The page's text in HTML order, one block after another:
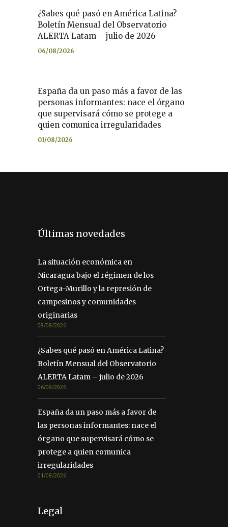
¿Sabes qué pasó en América Latina?
Boletín Mensual del Observatorio
ALERTA Latam – julio de 2026
06/08/2026
España da un paso más a favor de las
personas informantes: nace el órgano
que supervisará cómo se protege a
quien comunica irregularidades
01/08/2026
Últimas novedades
La situación económica en
Nicaragua bajo el régimen de los
Ortega-Murillo y la represión de
campesinos y comunidades
originarias
08/08/2026
¿Sabes qué pasó en América Latina?
Boletín Mensual del Observatorio
ALERTA Latam – julio de 2026
06/08/2026
España da un paso más a favor de
las personas informantes: nace el
órgano que supervisará cómo se
protege a quien comunica
irregularidades
01/08/2026
Legal